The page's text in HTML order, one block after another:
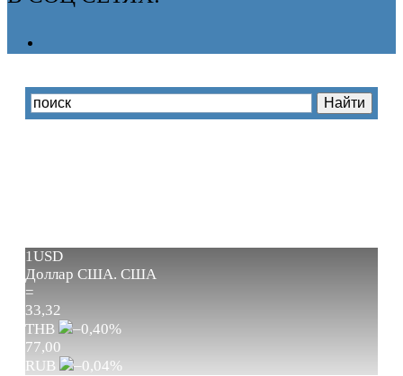
1USD
Доллар США. США
=
33,32
THB
–0,40%
77,00
RUB
–0,04%